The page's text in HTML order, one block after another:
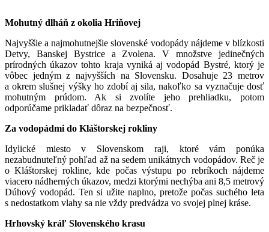
Mohutný dlháň z okolia Hriňovej
Najvyššie a najmohutnejšie slovenské vodopády nájdeme v blízkosti
Detvy, Banskej Bystrice a Zvolena. V množstve jedinečných
prírodných úkazov tohto kraja vyniká aj vodopád Bystré, ktorý je
vôbec jedným z najvyšších na Slovensku. Dosahuje 23 metrov
a okrem slušnej výšky ho zdobí aj sila, nakoľko sa vyznačuje dosť
mohutným prúdom. Ak si zvolíte jeho prehliadku, potom
odporúčame prikladať dôraz na bezpečnosť.
Za vodopádmi do Kláštorskej rokliny
Idylické miesto v Slovenskom raji, ktoré vám ponúka
nezabudnuteľný pohľad až na sedem unikátnych vodopádov. Reč je
o Kláštorskej rokline, kde počas výstupu po rebríkoch nájdeme
viacero nádherných úkazov, medzi ktorými nechýba ani 8,5 metrový
Dúhový vodopád. Ten si užite naplno, pretože počas suchého leta
s nedostatkom vlahy sa nie vždy predvádza vo svojej plnej kráse.
Hrhovský kráľ Slovenského krasu